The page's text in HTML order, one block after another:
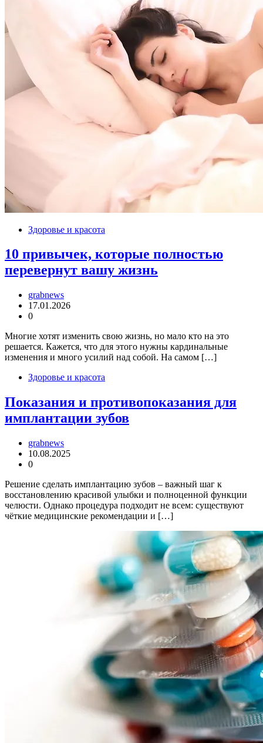
Здоровье и красота
10 привычек, которые полностью
перевернут вашу жизнь
grabnews
17.01.2026
0
Многие хотят изменить свою жизнь, но мало кто на это
решается. Кажется, что для этого нужны кардинальные
изменения и много усилий над собой. На самом […]
Здоровье и красота
Показания и противопоказания для
имплантации зубов
grabnews
10.08.2025
0
Решение сделать имплантацию зубов – важный шаг к
восстановлению красивой улыбки и полноценной функции
челюсти. Однако процедура подходит не всем: существуют
чёткие медицинские рекомендации и […]